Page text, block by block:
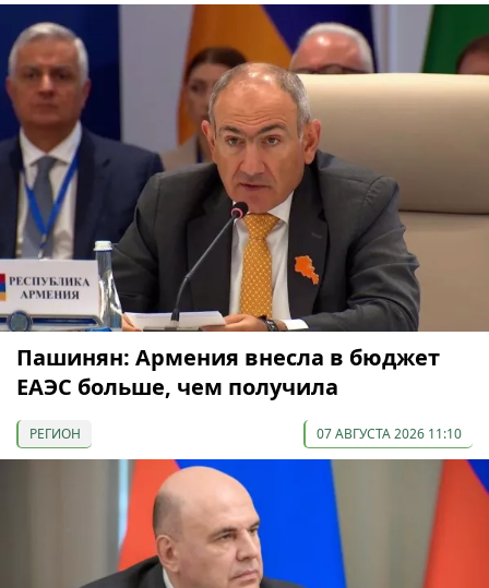
Пашинян: Армения внесла в бюджет
ЕАЭС больше, чем получила
РЕГИОН 07 АВГУСТА 2026 11:10